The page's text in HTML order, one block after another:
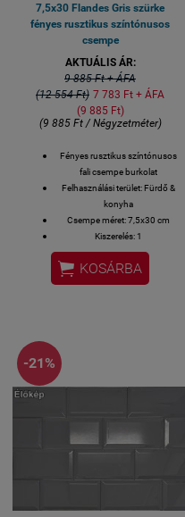
7,5x30 Flandes Gris szürke
fényes rusztikus színtónusos
csempe
AKTUÁLIS ÁR:
9 885 Ft + ÁFA
(12 554 Ft) 7 783 Ft + ÁFA
(9 885 Ft)
(9 885 Ft / Négyzetméter)
Fényes rusztikus színtónusos
fali csempe burkolat
Felhasználási terület: Fürdő &
konyha
Csempe méret: 7,5x30 cm
Kiszerelés: 1
négyzetméter/doboz
 KOSÁRBA
-21%